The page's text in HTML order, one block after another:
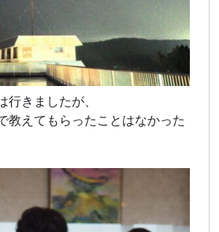
行きましたが、
教えてもらったことはなかった